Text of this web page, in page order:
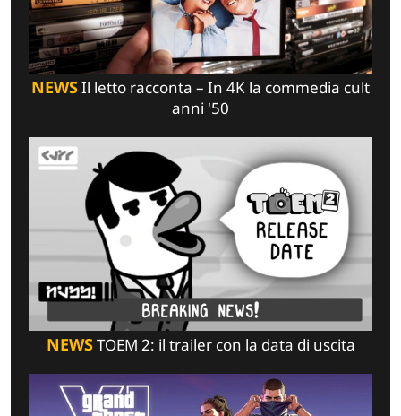
NEWSIl letto racconta – In 4K la commedia cult
anni '50
NEWSTOEM 2: il trailer con la data di uscita